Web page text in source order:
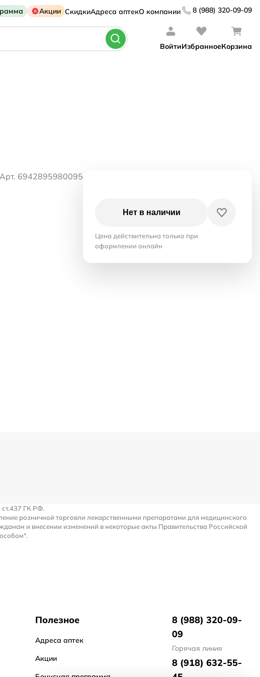
Акции СкидкиАдреса аптекО компании 8 (988) 320-09-09
ВойтиИзбранноеКорзина
Арт. 6942895980095
Нет в наличии
Цена действительна только при
оформлении онлайн
ст.437 ГК РФ.
розничной торговли лекарственными препаратами для медицинского
и внесении изменений в некоторые акты Правительства Российской
Полезное
Адреса аптек
Акции
8 (988) 320-09-
09
Горячая линия
8 (918) 632-55-